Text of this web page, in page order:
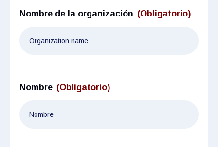
Nombre de la organización (Obligatorio)
Nombre (Obligatorio)